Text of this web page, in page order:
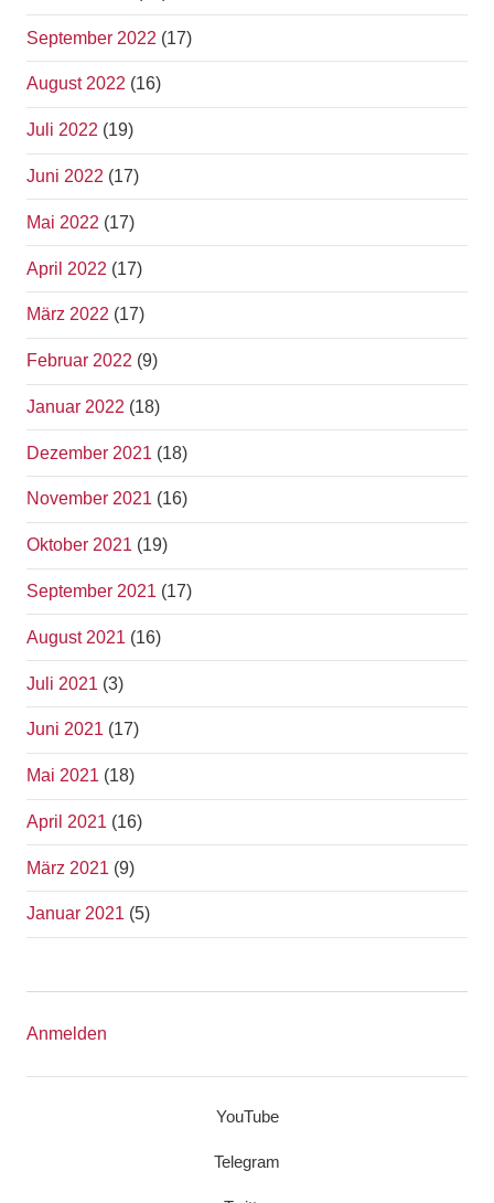
September 2022 (17)
August 2022 (16)
Juli 2022 (19)
Juni 2022 (17)
Mai 2022 (17)
April 2022 (17)
März 2022 (17)
Februar 2022 (9)
Januar 2022 (18)
Dezember 2021 (18)
November 2021 (16)
Oktober 2021 (19)
September 2021 (17)
August 2021 (16)
Juli 2021 (3)
Juni 2021 (17)
Mai 2021 (18)
April 2021 (16)
März 2021 (9)
Januar 2021 (5)
Anmelden
YouTube
Telegram